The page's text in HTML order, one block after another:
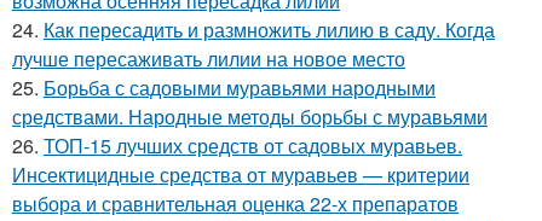
24. Как пересадить и размножить лилию в саду. Когда
лучше пересаживать лилии на новое место
25. Борьба с садовыми муравьями народными
средствами. Народные методы борьбы с муравьями
26. ТОП-15 лучших средств от садовых муравьев.
Инсектицидные средства от муравьев — критерии
выбора и сравнительная оценка 22-х препаратов